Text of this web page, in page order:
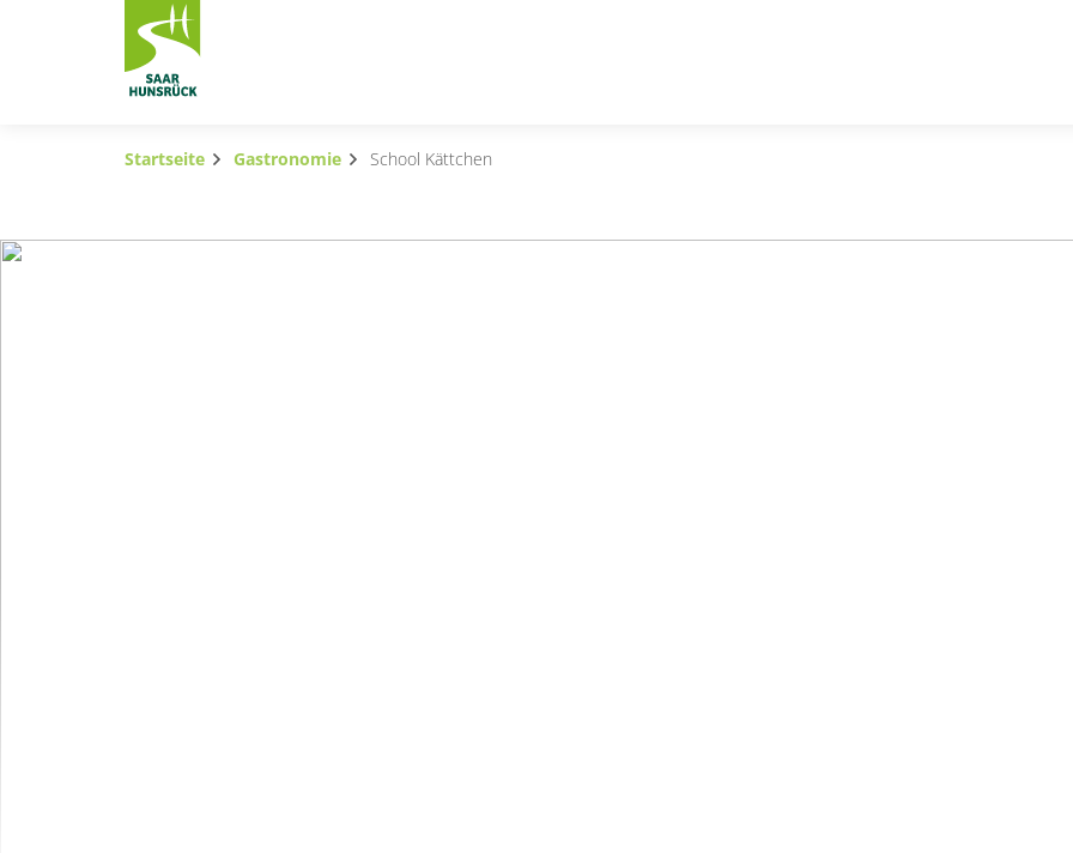
Zum Hauptinhalt springen
Subnavigation umschalten
Startseite Gastronomie School Kättchen